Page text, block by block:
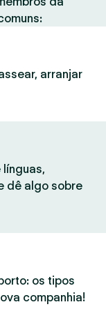
arranjar
dê algo sobre
os tipos
companhia!